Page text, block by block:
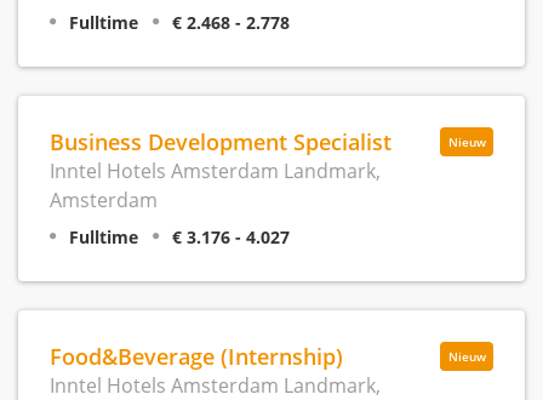
Fulltime € 2.468 - 2.778
Nieuw
Business Development Specialist
Inntel Hotels Amsterdam Landmark,
Amsterdam
Fulltime € 3.176 - 4.027
Nieuw
Food&Beverage (Internship)
Inntel Hotels Amsterdam Landmark,